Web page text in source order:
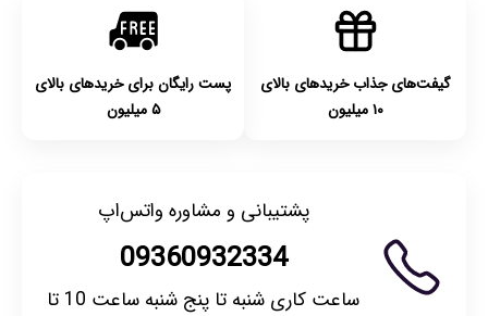
گیفت‌های جذاب خریدهای بالای
۱۰ میلیون
پست رایگان برای خریدهای بالای
۵ میلیون
پشتیبانی و مشاوره واتس‌اپ
09360932334
ساعت کاری شنبه تا پنج شنبه ساعت 10 تا